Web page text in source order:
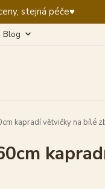
stejná péče♥️
Blog
kapradí větvičky na bílé